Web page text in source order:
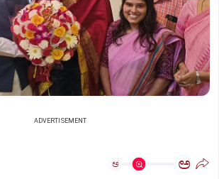
ADVERTISEMENT
ಅ ಅ